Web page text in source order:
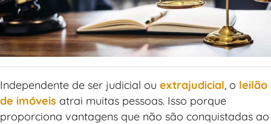
Independente de ser judicial ou extrajudicial , o leilão
de imóveis atrai muitas pessoas. Isso porque
proporciona vantagens que não são conquistadas ao